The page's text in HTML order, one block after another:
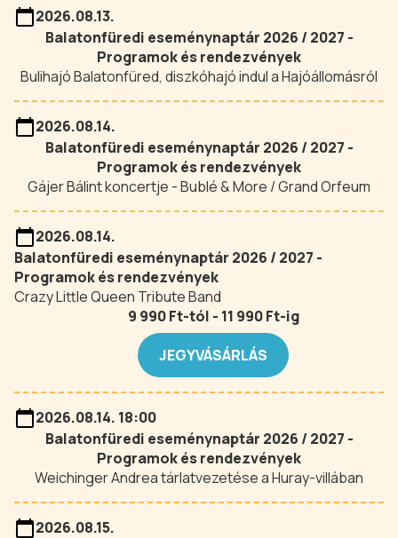
2026.08.13.
Balatonfüredi eseménynaptár 2026 / 2027 -
Programok és rendezvények
Bulihajó Balatonfüred, diszkóhajó indul a Hajóállomásról
2026.08.14.
Balatonfüredi eseménynaptár 2026 / 2027 -
Programok és rendezvények
Gájer Bálint koncertje - Bublé & More / Grand Orfeum
2026.08.14.
Balatonfüredi eseménynaptár 2026 / 2027 -
Programok és rendezvények
Crazy Little Queen Tribute Band
9 990 Ft-tól - 11 990 Ft-ig
JEGYVÁSÁRLÁS
2026.08.14. 18:00
Balatonfüredi eseménynaptár 2026 / 2027 -
Programok és rendezvények
Weichinger Andrea tárlatvezetése a Huray-villában
2026.08.15.